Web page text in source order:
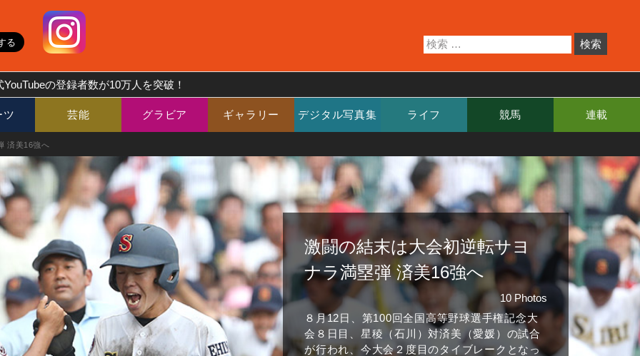
の登録者数が10万人を突破！
ツ 芸能 グラビア ギャラリー デジタル写真集 ライフ 競馬 連載
済美16強へ
激闘の結末は大会初逆転サヨ
ナラ満塁弾 済美16強へ
10 Photos
８月12日、第100回全国高等野球選手権記念大
会８日目、星稜（石川）対済美（愛媛）の試合
が行われ、今大会２度目のタイブレークとなっ